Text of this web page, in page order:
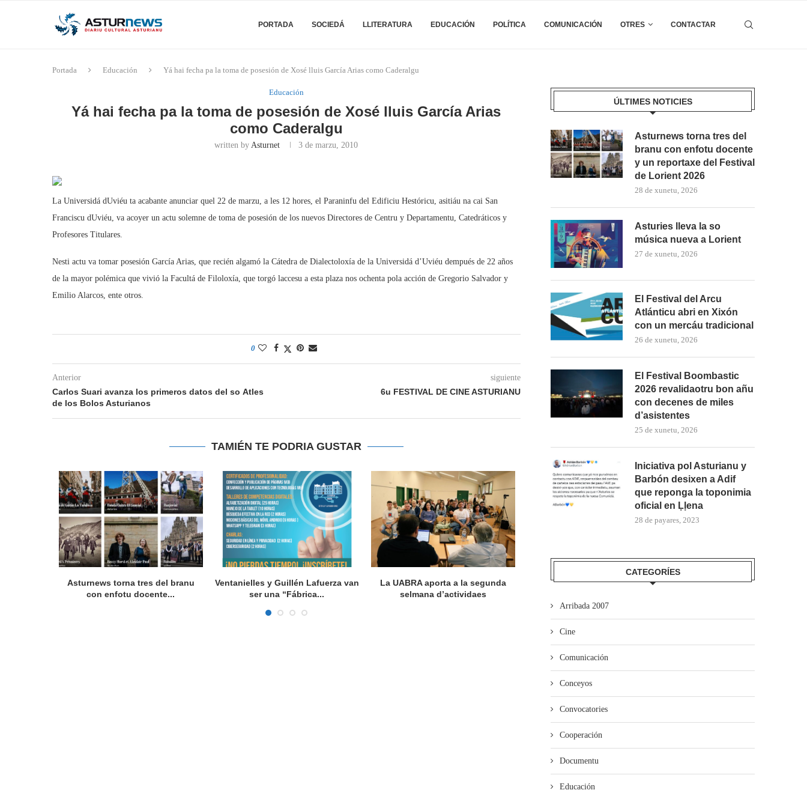
PORTADA SOCIEDÁ LLITERATURA EDUCACIÓN POLÍTICA COMUNICACIÓN OTRES CONTACTAR
Portada Educación Yá hai fecha pa la toma de posesión de Xosé lluis García Arias como Caderalgu
Educación
Yá hai fecha pa la toma de posesión de Xosé lluis García Arias
como Caderalgu
written byAsturnet 3 de marzu, 2010
La Universidá dUviéu ta acabante anunciar quel 22 de marzu, a les 12 hores, el Paraninfu del Edificiu Hestóricu, asitiáu na cai San
Franciscu dUviéu, va acoyer un actu solemne de toma de posesión de los nuevos Directores de Centru y Departamentu, Catedráticos y
Profesores Titulares.
Nesti actu va tomar posesión García Arias, que recién algamó la Cátedra de Dialectoloxía de la Universidá d’Uviéu dempués de 22 años
de la mayor polémica que vivió la Facultá de Filoloxía, que torgó laccesu a esta plaza nos ochenta pola acción de Gregorio Salvador y
Emilio Alarcos, ente otros.
0
Anterior
Carlos Suari avanza los primeros datos del so Atles
de los Bolos Asturianos
siguiente
6u FESTIVAL DE CINE ASTURIANU
TAMIÉN TE PODRIA GUSTAR
Asturnews torna tres del branu
con enfotu docente...
Ventanielles y Guillén Lafuerza van
ser una “Fábrica...
La UABRA aporta a la segunda
selmana d’actividaes
L’ALLA abre’l plazu pa los cursos
“Misteriu nel Soterrañu”
ÚLTIMES NOTICIES
Asturnews torna tres del
branu con enfotu docente
y un reportaxe del Festival
de Lorient 2026
28 de xunetu, 2026
Asturies lleva la so
música nueva a Lorient
27 de xunetu, 2026
El Festival del Arcu
Atlánticu abri en Xixón
con un mercáu tradicional
26 de xunetu, 2026
El Festival Boombastic
2026 revalidaotru bon añu
con decenes de miles
d’asistentes
25 de xunetu, 2026
Iniciativa pol Asturianu y
Barbón desixen a Adif
que reponga la toponimia
oficial en Ḷḷena
28 de payares, 2023
CATEGORÍES
Arribada 2007
Cine
Comunicación
Conceyos
Convocatories
Cooperación
Documentu
Educación